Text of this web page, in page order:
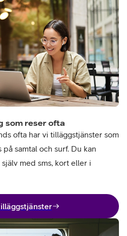
som reser ofta
ofta har vi tilläggstjänster som
samtal och surf. Du kan
med sms, kort eller i